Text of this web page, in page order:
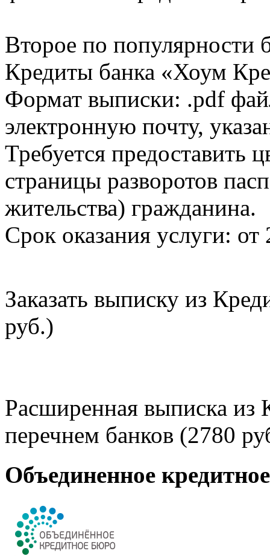
Второе по популярности
Кредиты банка «Хоум
Формат выписки: .pdf
электронную почту,
Требуется предоставить
страницы разворотов
жительства) гражданина.
Срок оказания услуги: от
Заказать выписку из
руб.)
Расширенная выписка из
перечнем банков (2780
Объединенное